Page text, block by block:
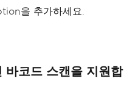
을 추가하세요.
코드 스캔을 지원합